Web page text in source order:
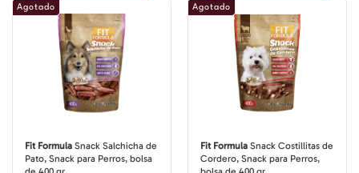
Agregar al carrito Agregar al carrito
Fit Formula Snack Salchicha de
Pato, Snack para Perros, bolsa
Agotado
Fit Formula Snack Costillitas de
Cordero, Snack para Perros,
Agotado